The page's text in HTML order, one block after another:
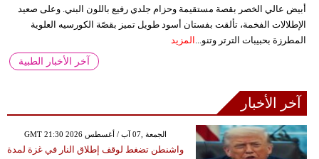
أبيض عالي الخصر بقصة مستقيمة وحزام جلدي رفيع باللون البني. وعلى صعيد
الإطلالات الفخمة، تألقت بفستان أسود طويل تميز بقصّة الكورسيه العلوية
المطرزة بحبيبات الترتر وتنو... المزيد
آخر الأخبار الطبية
آخر الأخبار
GMT 21:30 2026 الجمعة ,07 آب / أغسطس
واشنطن تضغط لوقف إطلاق النار في غزة لمدة